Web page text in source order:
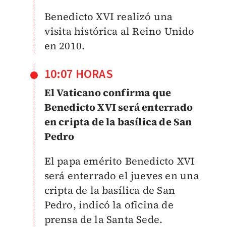
Benedicto XVI realizó una
visita histórica al Reino Unido
en 2010.
10:07 HORAS
El Vaticano confirma que
Benedicto XVI será enterrado
en cripta de la basílica de San
Pedro
El papa emérito Benedicto XVI
será enterrado el jueves en una
cripta de la basílica de San
Pedro, indicó la oficina de
prensa de la Santa Sede.